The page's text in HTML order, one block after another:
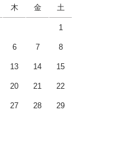
木 金 土
1
6 7 8
13 14 15
20 21 22
27 28 29